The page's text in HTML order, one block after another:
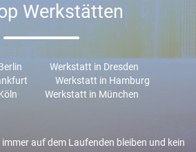
Werkstätten
Werkstatt in Dresden
Werkstatt in Hamburg
Werkstatt in München
auf dem Laufenden bleiben und kein